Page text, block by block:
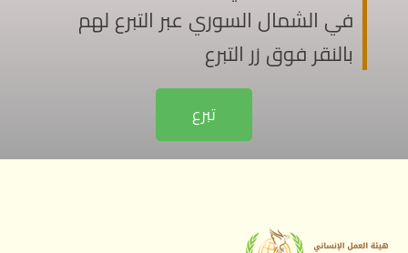
في الشمال السوري عبر التبرع لهم
بالنقر فوق زر التبرع
تبرع